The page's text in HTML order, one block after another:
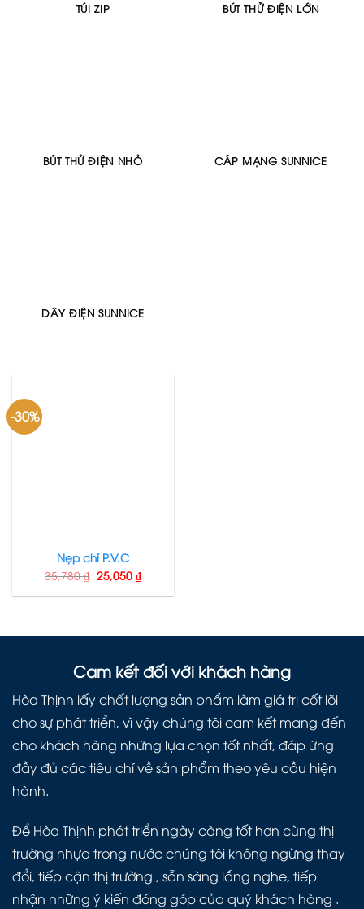
TÚI ZIP BÚT THỬ ĐIỆN LỚN
BÚT THỬ ĐIỆN NHỎ CÁP MẠNG SUNNICE
DÂY ĐIỆN SUNNICE
-30%
Nẹp chỉ P.V.C
35,780₫ 25,050 ₫
Cam kết đối với khách hàng
Hòa Thịnh lấy chất lượng sản phẩm làm giá trị cốt lõi
cho sự phát triển, vì vậy chúng tôi cam kết mang đến
cho khách hàng những lựa chọn tốt nhất, đáp ứng
đầy đủ các tiêu chí về sản phẩm theo yêu cầu hiện
hành.
Để Hòa Thịnh phát triển ngày càng tốt hơn cùng thị
trường nhựa trong nước chúng tôi không ngừng thay
đổi, tiếp cận thị trường , sẵn sàng lắng nghe, tiếp
nhận những ý kiến đóng góp của quý khách hàng .